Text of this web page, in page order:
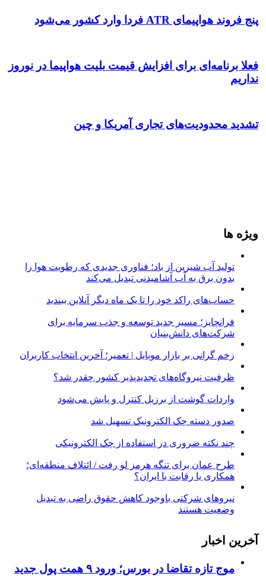
پنج فروند هواپیمای ATR ‌فردا وارد کشور می‌شود
فعلا برنامه‌ای برای افزایش قیمت بلیت هواپیما در نوروز
نداریم
تشدید محدودیت‌های تجاری آمریکا و چین
ویژه ها
تولید آب شیرین از باد؛ فناوری جدیدی که رطوبت هوا را
بدون برق به آب آشامیدنی تبدیل می‌کند
حساب‌های راکد خود را تا یک ماه دیگر آنلاین ببندید
فرانچایز؛ مسیر جدید توسعه و جذب سرمایه برای
شرکت‌های دانش‌بنیان
زخم گرانی بر بازار موبایل | تعمیر؛ آخرین انتخاب کاربران
ظرفیت نیروگاه‌های تجدیدپذیر کشور چقدر شد؟
واردات گوشت از برزیل کنترل و پایش می‌شود
صدور دسته چک الکترونیک تسهیل شد
چند نکته ضروری در استفاده از چک الکترونیکی
طرح عمان برای تنگه هرمز لو رفت / ائتلاف منطقه‌ای؛
همکاری یا رقابت با ایران؟
نیروهای شرکتی باوجود کاهش حقوق راضی به تبدیل
وضعیت هستند
آخرین اخبار
موج تازه تقاضا در بورس؛ ورود ۹ همت پول جدید